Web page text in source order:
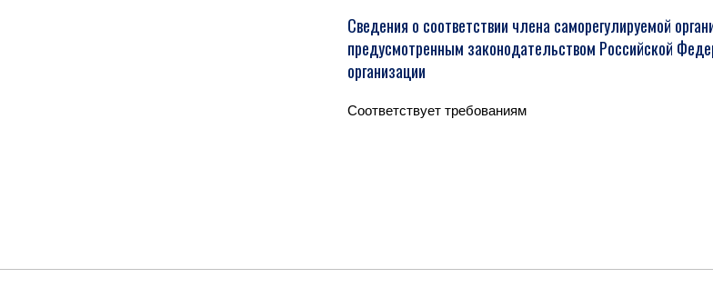
Сведения о соответствии члена саморегулируемой
предусмотренным законодательством Российской
организации
Соответствует требованиям